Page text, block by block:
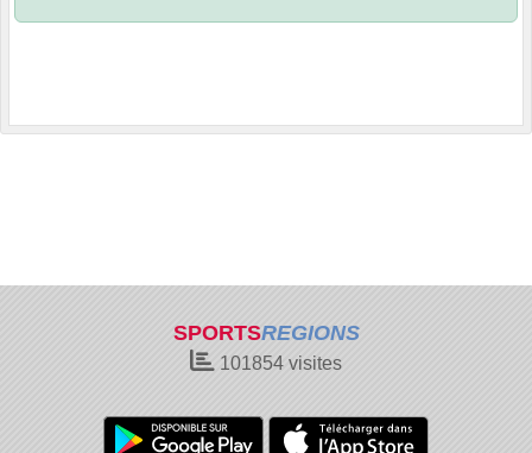
SPORTSREGIONS
101854 visites